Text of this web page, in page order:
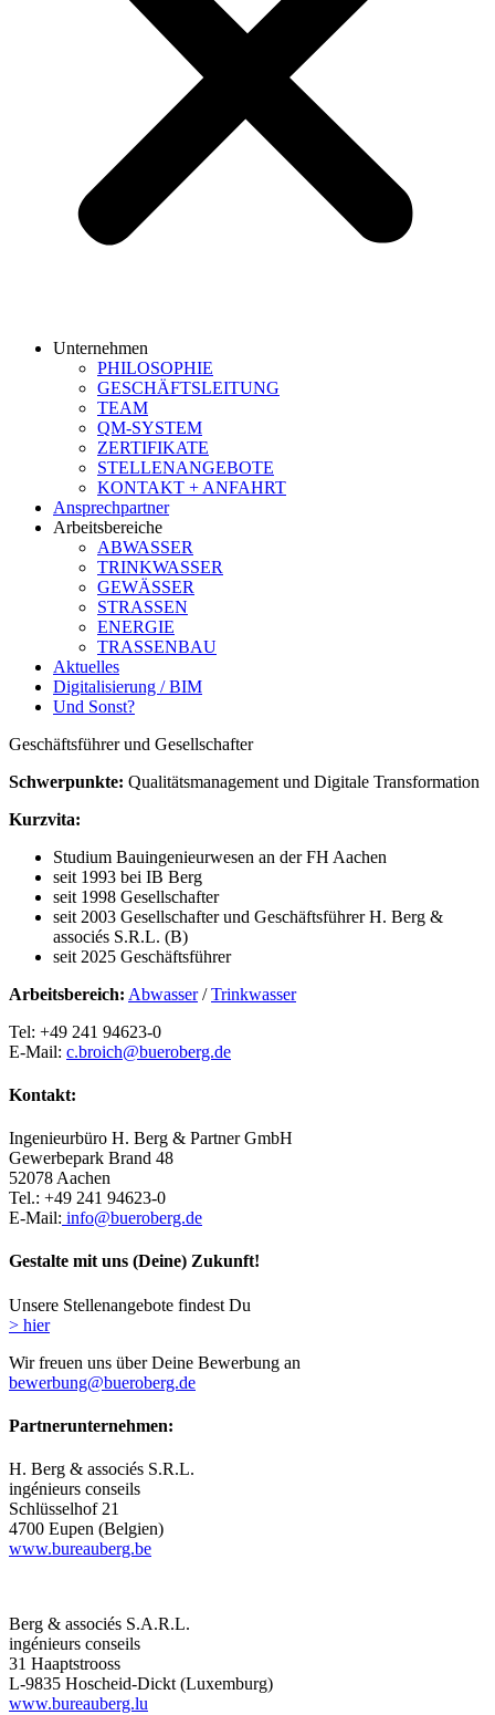
Unternehmen
PHILOSOPHIE
GESCHÄFTSLEITUNG
TEAM
QM-SYSTEM
ZERTIFIKATE
STELLENANGEBOTE
KONTAKT + ANFAHRT
Ansprechpartner
Arbeitsbereiche
ABWASSER
TRINKWASSER
GEWÄSSER
STRASSEN
ENERGIE
TRASSENBAU
Aktuelles
Digitalisierung / BIM
Und Sonst?
Geschäftsführer und Gesellschafter
Schwerpunkte: Qualitätsmanagement und Digitale Transformation
Kurzvita:
Studium Bauingenieurwesen an der FH Aachen
seit 1993 bei IB Berg
seit 1998 Gesellschafter
seit 2003 Gesellschafter und Geschäftsführer H. Berg &
associés S.R.L. (B)
seit 2025 Geschäftsführer
Arbeitsbereich: Abwasser/Trinkwasser
Tel: +49 241 94623-0
E-Mail: c.broich@bueroberg.de
Kontakt:
Ingenieurbüro H. Berg & Partner GmbH
Gewerbepark Brand 48
52078 Aachen
Tel.: +49 241 94623-0
E-Mail: info@bueroberg.de
Gestalte mit uns (Deine) Zukunft!
Unsere Stellenangebote findest Du
> hier
Wir freuen uns über Deine Bewerbung an
bewerbung@bueroberg.de
Partnerunternehmen:
H. Berg & associés S.R.L.
ingénieurs conseils
Schlüsselhof 21
4700 Eupen (Belgien)
www.bureauberg.be
Berg & associés S.A.R.L.
ingénieurs conseils
31 Haaptstrooss
L-9835 Hoscheid-Dickt (Luxemburg)
www.bureauberg.lu